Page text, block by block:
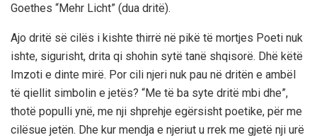
Goethes “Mehr Licht” (dua dritë).
Ajo dritë së cilës i kishte thirrë në pikë të mortjes Poeti nuk
ishte, sigurisht, drita qi shohin sytë tanë shqisorë. Dhë këtë
Imzoti e dinte mirë. Por cili njeri nuk pau në dritën e ambël
të qiellit simbolin e jetës? “Me të ba syte dritë mbi dhe”,
thotë populli ynë, me nji shprehje egërsisht poetike, për me
cilësue jetën. Dhe kur mendja e njeriut u rrek me gjetë nji urë